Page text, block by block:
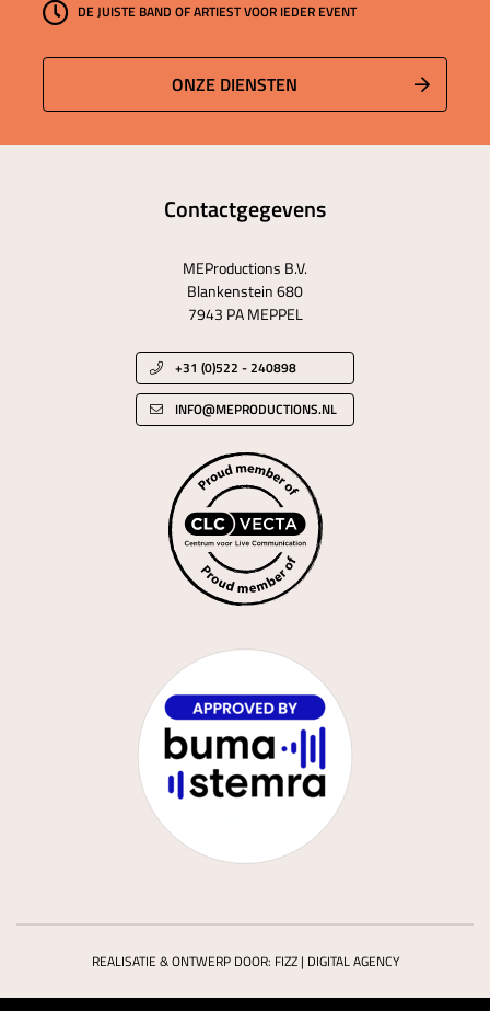
DE JUISTE BAND OF ARTIEST VOOR IEDER EVENT
ONZE DIENSTEN
Contactgegevens
MEProductions B.V.
Blankenstein 680
7943 PA MEPPEL
+31 (0)522 - 240898
INFO@MEPRODUCTIONS.NL
REALISATIE & ONTWERP DOOR: FIZZ | DIGITAL AGENCY